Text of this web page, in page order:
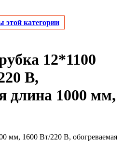
этой категории
12*1100
В,
длина 1000 мм,